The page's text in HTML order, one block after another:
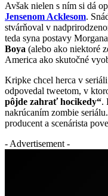
Avšak nielen s ním si dá
Jensenom Acklesom.
stvárňoval v
teda syna postavy
Boya (alebo ako niektoré
America ako skutočné
Kripke chcel herca v
odpovedal tweetom, v
pôjde zahrať hocikedy“.
nakrúcaním zombie
producent a scenárista
- Advertisement -